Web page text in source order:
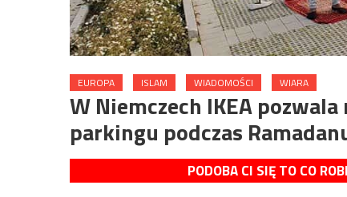
EUROPA ISLAM WIADOMOŚCI WIARA
W Niemczech IKEA
parkingu podczas
PODOBA CI SIĘ TO CO